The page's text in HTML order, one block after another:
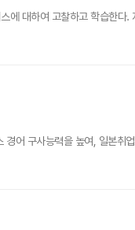
에 대하여 고찰하고 학습한
어 구사능력을 높여, 일본